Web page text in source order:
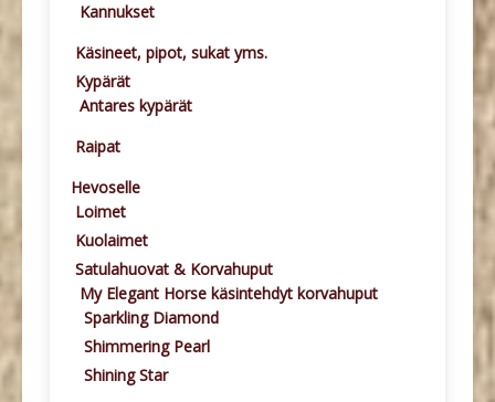
Kannukset
Käsineet, pipot, sukat yms.
Kypärät
Antares kypärät
Raipat
Hevoselle
Loimet
Kuolaimet
Satulahuovat & Korvahuput
My Elegant Horse käsintehdyt korvahuput
Sparkling Diamond
Shimmering Pearl
Shining Star